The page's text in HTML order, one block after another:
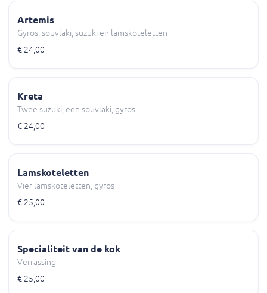
Artemis
Gyros, souvlaki, suzuki en lamskoteletten
€ 24,00
Kreta
Twee suzuki, een souvlaki, gyros
€ 24,00
Lamskoteletten
Vier lamskoteletten, gyros
€ 25,00
Specialiteit van de kok
Verrassing
€ 25,00